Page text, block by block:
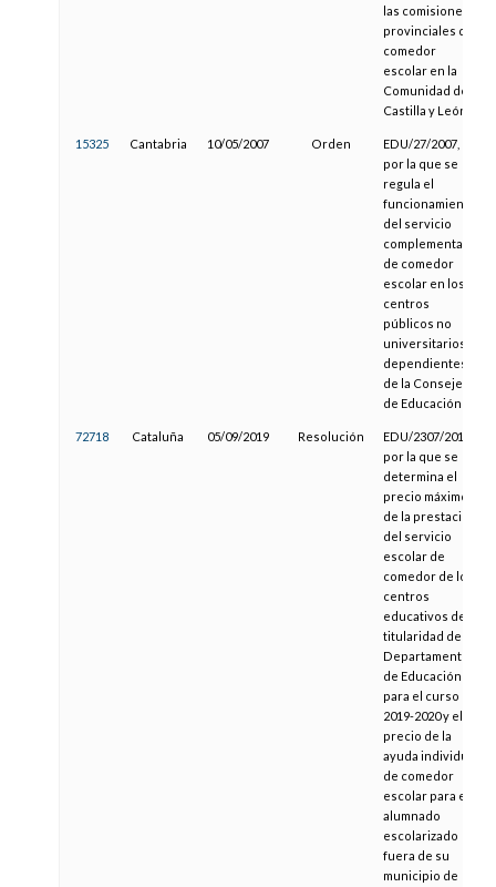
las comisiones
provinciales de
comedor
escolar en la
Comunidad de
Castilla y León
15325 Cantabria 10/05/2007 Orden
EDU/27/2007,
por la que se
regula el
funcionamiento
del servicio
complementario
de comedor
escolar en los
centros
públicos no
universitarios
dependientes
de la Consejería
de Educación
72718 Cataluña 05/09/2019 Resolución
EDU/2307/2019,
por la que se
determina el
precio máximo
de la prestación
del servicio
escolar de
comedor de los
centros
educativos de
titularidad del
Departamento
de Educación
para el curso
2019-2020 y el
precio de la
ayuda individual
de comedor
escolar para el
alumnado
escolarizado
fuera de su
municipio de